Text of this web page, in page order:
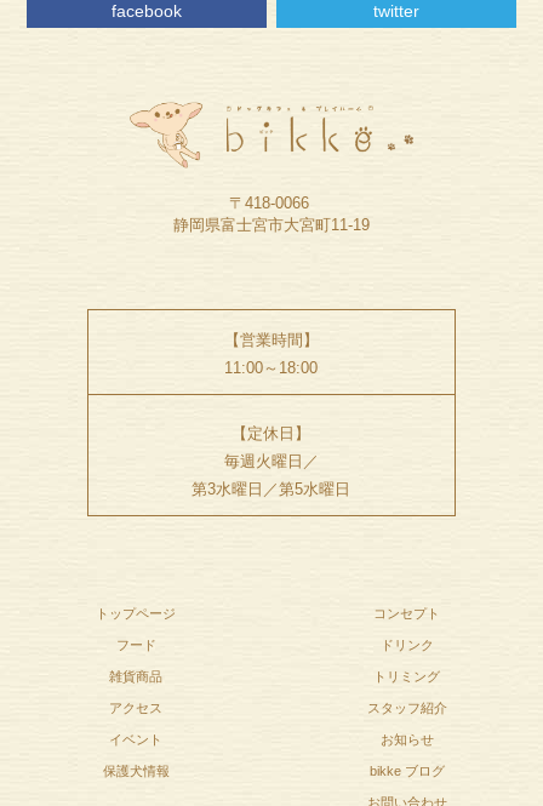
facebook twitter
〒418-0066
静岡県富士宮市大宮町11-19
【営業時間】
11:00～18:00
【定休日】
毎週火曜日／
第3水曜日／第5水曜日
トップページ コンセプト
フード ドリンク
雑貨商品 トリミング
スタッフ紹介
アクセス
お知らせ
イベント
bikke ブログ
保護犬情報
お問い合わせ